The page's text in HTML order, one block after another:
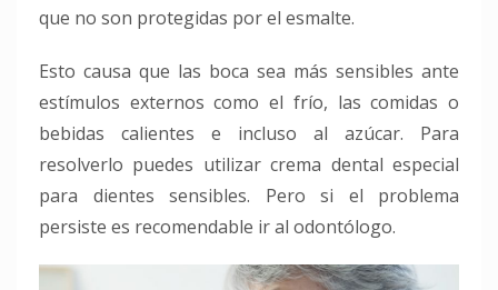
que no son protegidas por el esmalte.
Esto causa que las boca sea más sensibles ante
estímulos externos como el frío, las comidas o
bebidas calientes e incluso al azúcar. Para
resolverlo puedes utilizar crema dental especial
para dientes sensibles. Pero si el problema
persiste es recomendable ir al odontólogo.